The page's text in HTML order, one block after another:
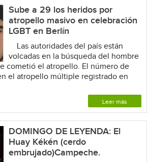
Sube a 29 los heridos por
atropello masivo en celebración
LGBT en Berlín
Las autoridades del país están
volcadas en la búsqueda del hombre
cometió el atropello. El número de
el atropello múltiple registrado en
Leer más
DOMINGO DE LEYENDA: El
Huay Kékén (cerdo
embrujado)Campeche.